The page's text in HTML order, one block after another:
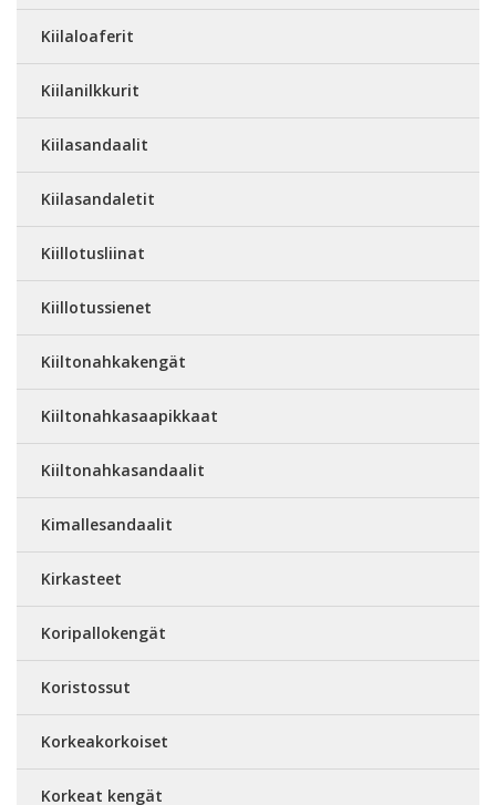
Kiilaloaferit
Kiilanilkkurit
Kiilasandaalit
Kiilasandaletit
Kiillotusliinat
Kiillotussienet
Kiiltonahkakengät
Kiiltonahkasaapikkaat
Kiiltonahkasandaalit
Kimallesandaalit
Kirkasteet
Koripallokengät
Koristossut
Korkeakorkoiset
Korkeat kengät